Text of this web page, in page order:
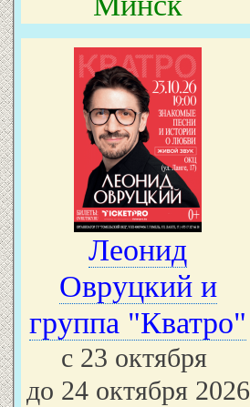
Леонид
Овруцкий и
группа "Кватро"
с 23 октября
до 24 октября 2026